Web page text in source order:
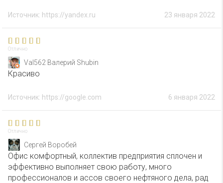
23 января 2022
Источник: https://yandex.ru
Отлично
Val562 Валерий Shubin
Красиво
6 января 2022
Источник: https://google.com
Отлично
Сергей Воробей
Офис комфортный, коллектив предприятия сплочен и
эффективно выполняет свою работу, много
профессионалов и ассов своего нефтяного дела, рад